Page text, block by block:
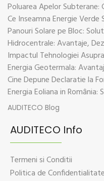
Panouri Solare pe Bloc:
Cine Depune Declaratie la
AUDITECO Blog
AUDITECO Info
Termeni si Conditii
Politica de Confidentialitate